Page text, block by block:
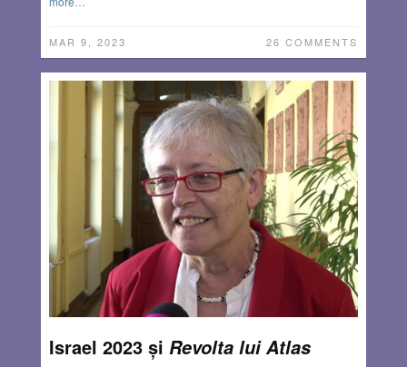
MAR 9, 2023 26 COMMENTS
Israel 2023 și Revolta lui Atlas